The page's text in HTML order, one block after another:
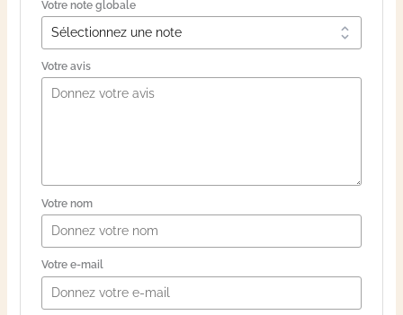
Votre note globale
Votre avis
Votre nom
Votre e-mail